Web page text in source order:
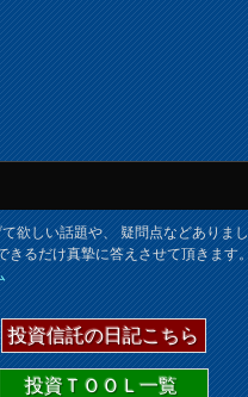
欲しい話題や、 疑問点などありま
きるだけ真摯に答えさせて頂きます
投資信託の日記こちら
投資ＴＯＯＬ一覧